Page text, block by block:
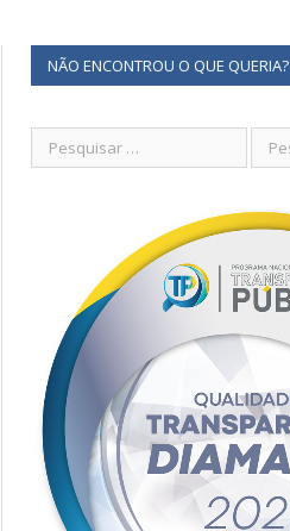
NÃO ENCONTROU O QUE QUERIA?